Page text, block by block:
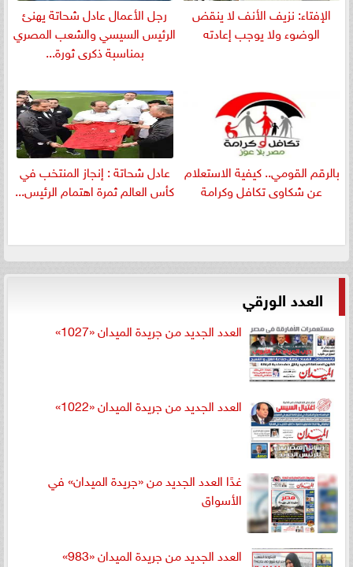
الإفتاء: نزيف الأنف لا ينقض
الوضوء ولا يوجب إعادته
رجل الأعمال عادل شحاتة يهنئ
الرئيس السيسي والشعب المصري
بمناسبة ذكرى ثورة...
بالرقم القومي.. كيفية الاستعلام
عن شكاوى تكافل وكرامة
عادل شحاتة : إنجاز المنتخب في
كأس العالم ثمرة اهتمام الرئيس...
العدد الورقي
العدد الجديد من جريدة الميدان «1027»
العدد الجديد من جريدة الميدان «1022»
غدًا العدد الجديد من «جريدة الميدان» في
الأسواق
العدد الجديد من جريدة الميدان «983»